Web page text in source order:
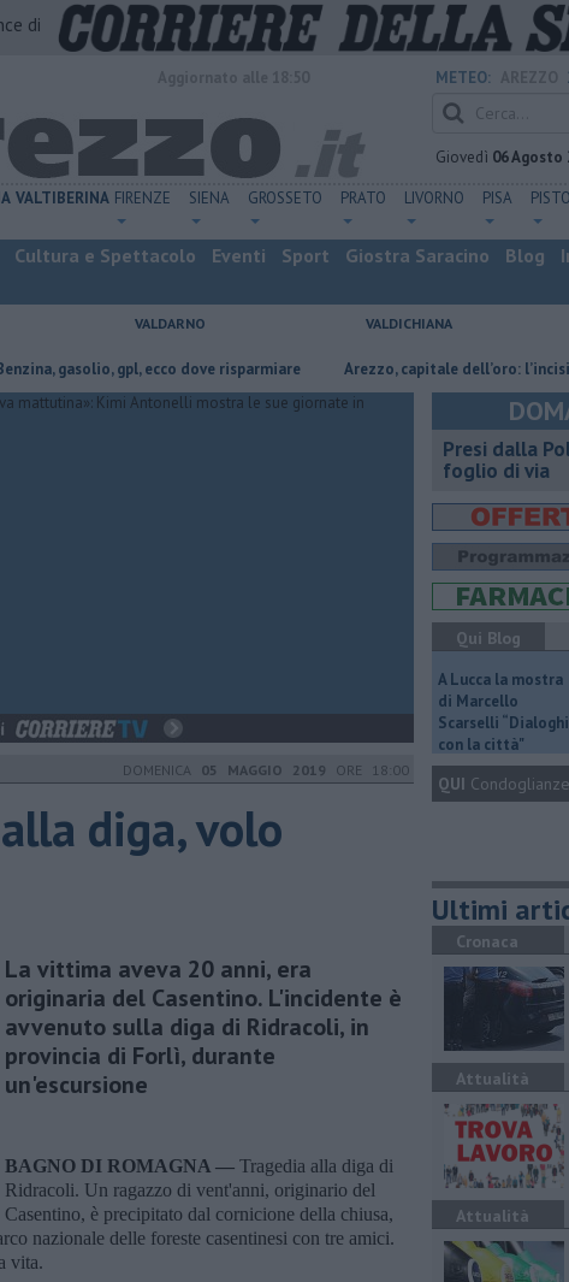
di
METEO:
Giovedì 06 Agosto
VALTIBERINA FIRENZE SIENA GROSSETO PRATO LIVORNO PISA
Cultura e Spettacolo Eventi Sport Giostra Saracino Blog
VALDARNO VALDICHIANA
gpl, ecco dove risparmiare Arezzo, capitale dell’oro: l’incisione
DOMENICA 05 MAGGIO 2019 ORE 18:00
diga, volo
La vittima aveva 20 anni, era
originaria del Casentino. L'incidente è
avvenuto sulla diga di Ridracoli, in
provincia di Forlì, durante
un'escursione
BAGNO DI ROMAGNA — Tragedia alla diga di
Ridracoli. Un ragazzo di vent'anni, originario del
Casentino, è precipitato dal cornicione della chiusa,
nazionale delle foreste casentinesi con tre amici.
vita.
Presi dalla
foglio di via
Qui Blog
A Lucca la mostra
di Marcello
Scarselli “Dialoghi
con la città"
QUI Condoglianze
Ultimi
Cronaca
Attualità
Attualità